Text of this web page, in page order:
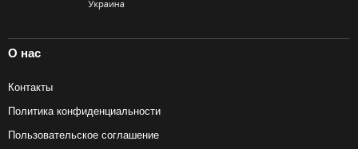
О нас
Контакты
Политика конфиденциальности
Пользовательское соглашение